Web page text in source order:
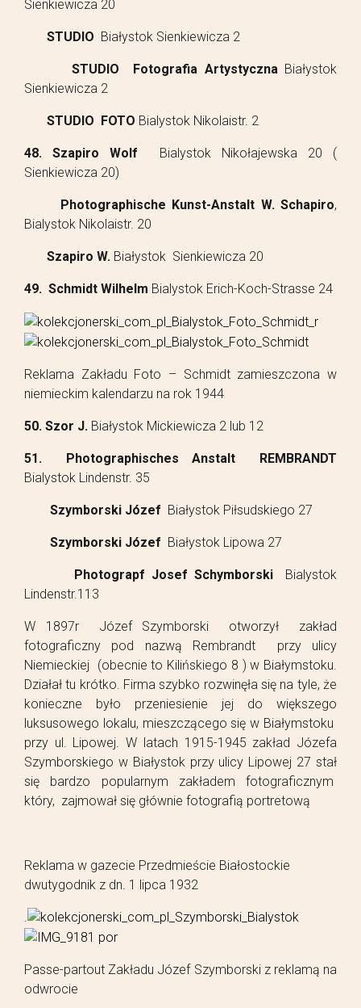
Sienkiewicza 20
STUDIO Białystok Sienkiewicza 2
STUDIO Fotografia ArtystycznaBiałystok
Sienkiewicza 2
STUDIO FOTO Bialystok Nikolaistr. 2
48. Szapiro Wolf
Bialystok Nikołajewska 20 (
Sienkiewicza 20)
Photographische Kunst-Anstalt W. Schapiro,
Bialystok Nikolaistr. 20
Szapiro W. Białystok Sienkiewicza 20
49. Schmidt Wilhelm Bialystok Erich-Koch-Strasse 24
Reklama Zakładu Foto – Schmidt zamieszczona w
niemieckim kalendarzu na rok 1944
50. Szor J. Białystok Mickiewicza 2 lub 12
51. Photographisches Anstalt REMBRANDT
Bialystok Lindenstr. 35
Szymborski Józef Białystok Piłsudskiego 27
Szymborski Józef Białystok Lipowa 27
Photograpf Josef Schymborski
Bialystok
Lindenstr.113
W 1897r Józef Szymborski otworzył zakład
fotograficzny pod nazwą Rembrandt przy ulicy
Niemieckiej (obecnie to Kilińskiego 8 ) w Białymstoku.
Działał tu krótko. Firma szybko rozwinęła się na tyle, że
konieczne było przeniesienie jej do większego
luksusowego lokalu, mieszczącego się w Białymstoku
przy ul. Lipowej. W latach 1915-1945 zakład Józefa
Szymborskiego w Białystok przy ulicy Lipowej 27 stał
się bardzo popularnym zakładem fotograficznym
który, zajmował się głównie fotografią portretową
Reklama w gazecie Przedmieście Białostockie
dwutygodnik z dn. 1 lipca 1932
Passe-partout Zakładu Józef Szymborski z reklamą na
odwrocie